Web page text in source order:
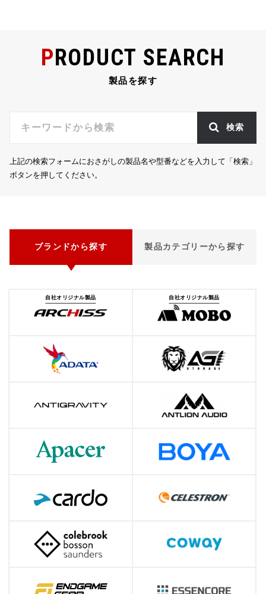
PRODUCT SEARCH
製品を探す
検索
上記の検索フォームにおさがしの製品名や型番などを入力して「検索」
ボタンを押してください。
ブランドから探す 製品カテゴリーから探す
自社オリジナル製品 自社オリジナル製品